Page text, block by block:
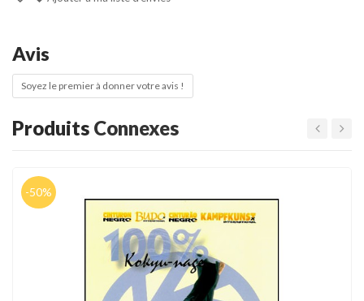
Avis
Soyez le premier à donner votre avis !
Produits Connexes
-50%